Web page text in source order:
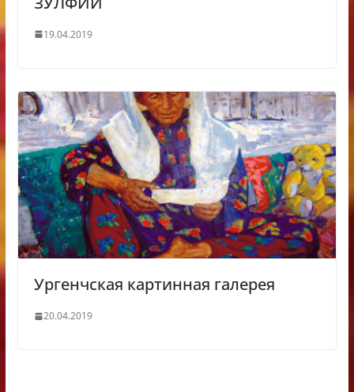
19.04.2019
Ургенчская картинная галерея
20.04.2019